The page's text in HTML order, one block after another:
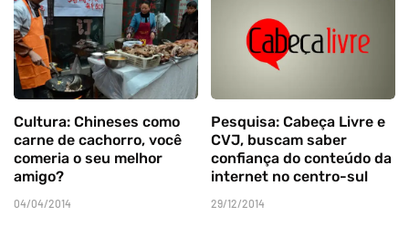
Cultura: Chineses como
carne de cachorro, você
comeria o seu melhor
amigo?
04/04/2014
Pesquisa: Cabeça Livre e
CVJ, buscam saber
confiança do conteúdo da
internet no centro-sul
29/12/2014